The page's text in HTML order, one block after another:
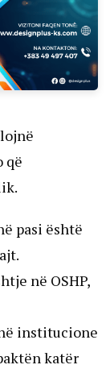
që
pasi është
në OSHP,
institucione
katër